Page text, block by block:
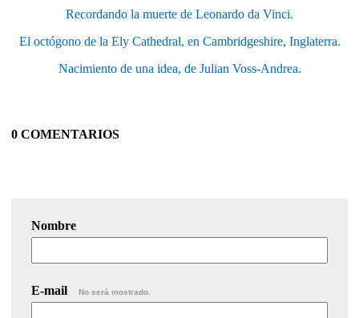
Recordando la muerte de Leonardo da Vinci.
El octógono de la Ely Cathedral, en Cambridgeshire, Inglaterra.
Nacimiento de una idea, de Julian Voss-Andrea.
0 COMENTARIOS
Nombre
E-mail No será mostrado.